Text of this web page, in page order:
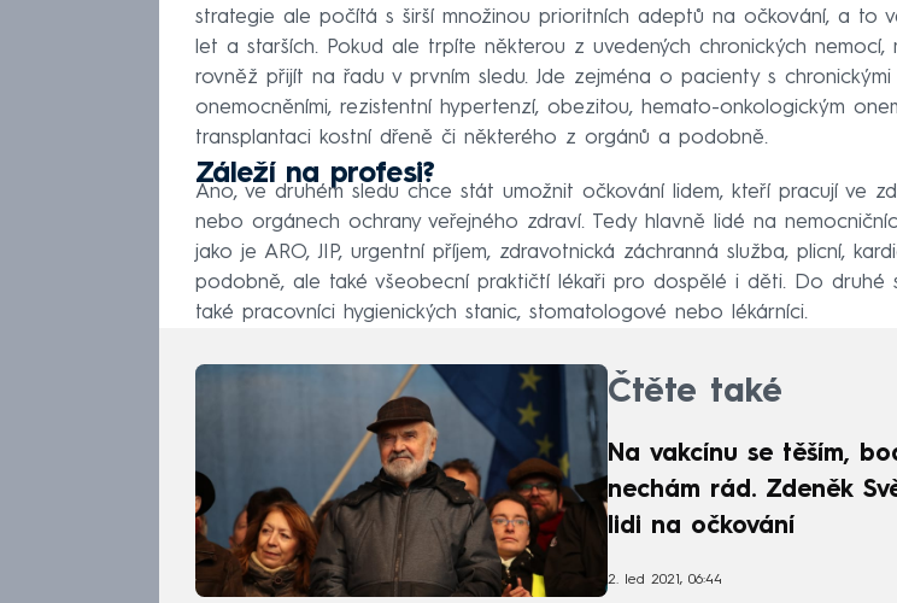
strategie ale počítá s širší množinou prioritních adeptů na očkování, a to
let a starších. Pokud ale trpíte některou z uvedených chronických nemocí,
rovněž přijít na řadu v prvním sledu. Jde zejména o pacienty s chronickými
onemocněními, rezistentní hypertenzí, obezitou, hemato-onkologickým
transplantaci kostní dřeně či některého z orgánů a podobně.
Záleží na profesi?
Ano, ve druhém sledu chce stát umožnit očkování lidem, kteří pracují ve
nebo orgánech ochrany veřejného zdraví. Tedy hlavně lidé na
jako je ARO, JIP, urgentní příjem, zdravotnická záchranná služba, plicní,
podobně, ale také všeobecní praktičtí lékaři pro dospělé i děti. Do druhé
také pracovníci hygienických stanic, stomatologové nebo lékárníci.
Čtěte také
Na vakcínu se těším,
nechám rád. Zdeněk
lidi na očkování
2. led 2021, 06:44